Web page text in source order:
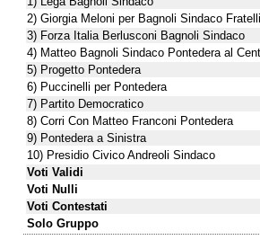
2) Giorgia Meloni per Bagnoli Sindaco
3) Forza Italia Berlusconi Bagnoli Sindaco
4) Matteo Bagnoli Sindaco Pontedera al
5) Progetto Pontedera
6) Puccinelli per Pontedera
7) Partito Democratico
8) Corri Con Matteo Franconi Pontedera
9) Pontedera a Sinistra
10) Presidio Civico Andreoli Sindaco
Voti Validi
Voti Nulli
Voti Contestati
Solo Gruppo